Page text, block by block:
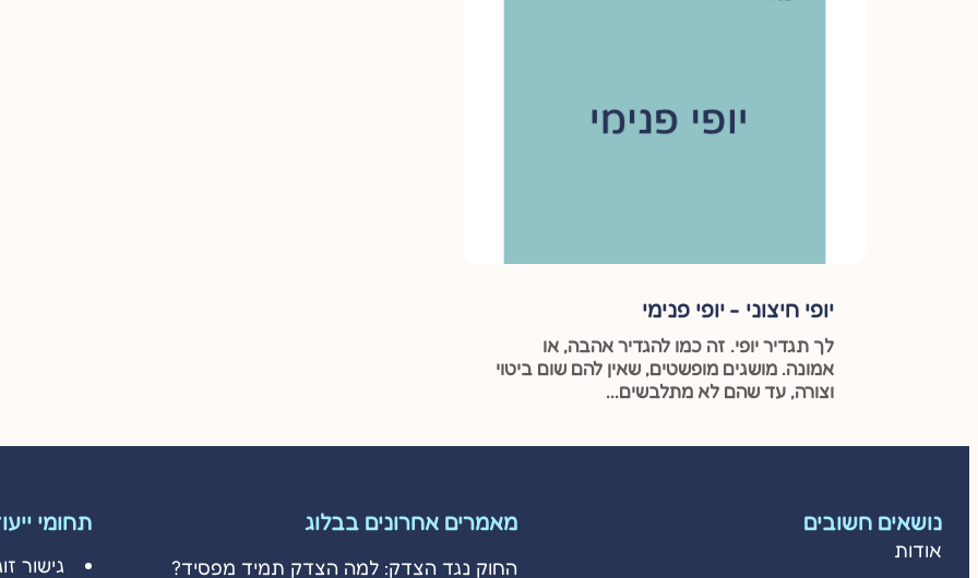
יופי חיצוני - יופי פנימי
לך תגדיר יופי. זה כמו להגדיר אהבה, או
אמונה. מושגים מופשטים, שאין להם שום ביטוי
וצורה, עד שהם לא מתלבשים...
נושאים חשובים
אודות
מאמרים אחרונים בבלוג
החוק נגד הצדק: למה הצדק תמיד מפסיד?
תחומי
גישור